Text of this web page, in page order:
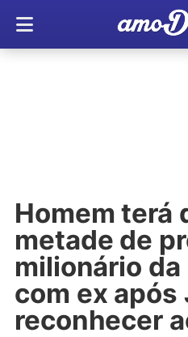
Homem terá
metade de
milionário
com ex
reconhecer